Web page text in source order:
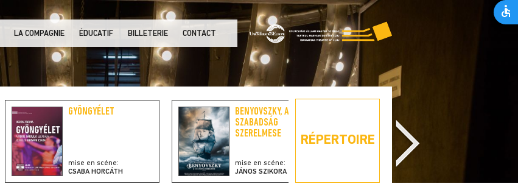
LA COMPAGNIE ÉDUCATIF BILLETERIE CONTACT
RÉPERTOIRE
GYÖNGYÉLET
mise en scéne:
CSABA HORCÁTH
BENYOVSZKY, A
SZABADSÁG
SZERELMESE
mise en scéne:
JÁNOS SZIKORA
metteur en scène: